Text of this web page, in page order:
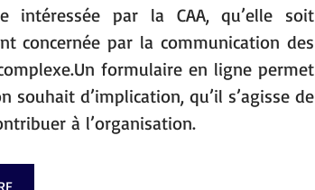
intéressée par la CAA, qu’elle soit
concernée par la communication des
formulaire en ligne permet
d’implication, qu’il s’agisse de
à l’organisation.